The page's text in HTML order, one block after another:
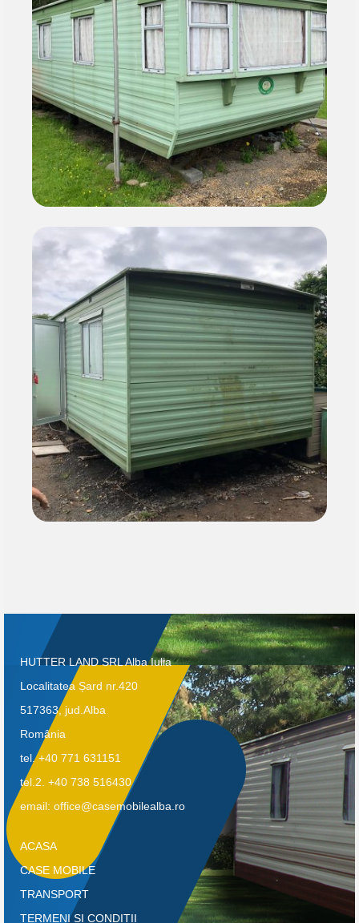
HUTTER LAND SRL Alba Iulia
Localitatea Șard nr.420
517363, jud.Alba
România
tel. +40 771 631151
tel.2. +40 738 516430
email: office@casemobilealba.ro
ACASA
CASE MOBILE
TRANSPORT
TERMENI SI CONDITII